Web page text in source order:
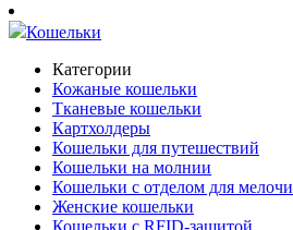
Кошельки
Категории
Кожаные кошельки
Тканевые кошельки
Картхолдеры
Кошельки для путешествий
Кошельки на молнии
Кошельки с отделом для мелочи
Женские кошельки
Кошельки с RFID-защитой